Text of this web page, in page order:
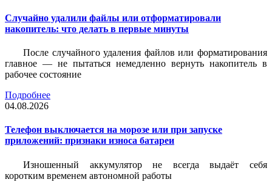
Случайно удалили файлы или отформатировали
накопитель: что делать в первые минуты
После случайного удаления файлов или форматирования
главное — не пытаться немедленно вернуть накопитель в
рабочее состояние
Подробнее
04.08.2026
Телефон выключается на морозе или при запуске
приложений: признаки износа батареи
Изношенный аккумулятор не всегда выдаёт себя
коротким временем автономной работы